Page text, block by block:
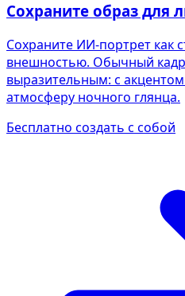
Сохраните образ для
Сохраните ИИ-портрет как
внешностью. Обычный кадр
выразительным: с
атмосферу ночного глянца.
Бесплатно создать с собой